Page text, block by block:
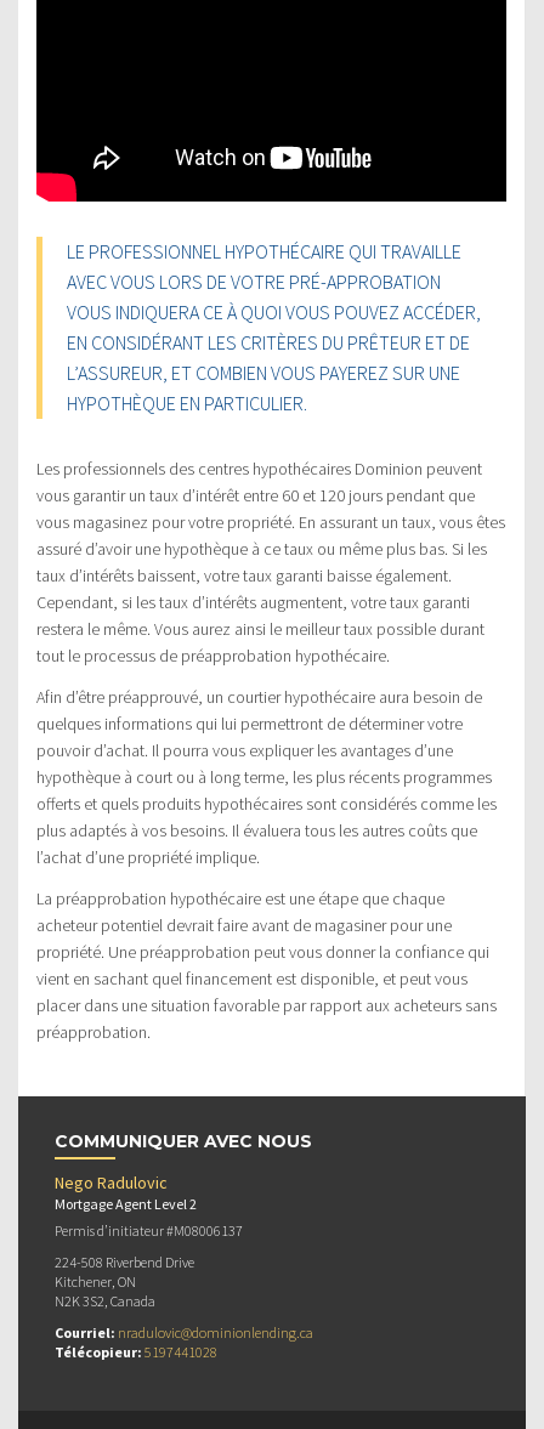
LE PROFESSIONNEL HYPOTHÉCAIRE QUI TRAVAILLE
AVEC VOUS LORS DE VOTRE PRÉ-APPROBATION
VOUS INDIQUERA CE À QUOI VOUS POUVEZ ACCÉDER,
EN CONSIDÉRANT LES CRITÈRES DU PRÊTEUR ET DE
L’ASSUREUR, ET COMBIEN VOUS PAYEREZ SUR UNE
HYPOTHÈQUE EN PARTICULIER.
Les professionnels des centres hypothécaires Dominion peuvent
vous garantir un taux d’intérêt entre 60 et 120 jours pendant que
vous magasinez pour votre propriété. En assurant un taux, vous êtes
assuré d’avoir une hypothèque à ce taux ou même plus bas. Si les
taux d’intérêts baissent, votre taux garanti baisse également.
Cependant, si les taux d’intérêts augmentent, votre taux garanti
restera le même. Vous aurez ainsi le meilleur taux possible durant
tout le processus de préapprobation hypothécaire.
Afin d’être préapprouvé, un courtier hypothécaire aura besoin de
quelques informations qui lui permettront de déterminer votre
pouvoir d’achat. Il pourra vous expliquer les avantages d’une
hypothèque à court ou à long terme, les plus récents programmes
offerts et quels produits hypothécaires sont considérés comme les
plus adaptés à vos besoins. Il évaluera tous les autres coûts que
l’achat d’une propriété implique.
La préapprobation hypothécaire est une étape que chaque
acheteur potentiel devrait faire avant de magasiner pour une
propriété. Une préapprobation peut vous donner la confiance qui
vient en sachant quel financement est disponible, et peut vous
placer dans une situation favorable par rapport aux acheteurs sans
préapprobation.
COMMUNIQUER AVEC NOUS
Nego Radulovic
Mortgage Agent Level 2
Permis d’initiateur #M08006137
224-508 Riverbend Drive
Kitchener, ON
N2K 3S2, Canada
Courriel: nradulovic@dominionlending.ca
Télécopieur: 5197441028